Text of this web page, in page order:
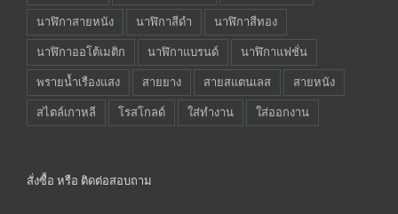
นาฬิกาสายหนัง
นาฬิกาสีดำ
นาฬิกาสีทอง
นาฬิกาออโต้เมติก
นาฬิกาแบรนด์
นาฬิกาแฟชั่น
พรายน้ำเรืองแสง
สายยาง สายสแตนเลส
สายหนัง
สไตล์เกาหลี
โรสโกลด์ ใส่ทำงาน ใส่ออกงาน
สั่งซื้อ หรือ ติดต่อสอบถาม